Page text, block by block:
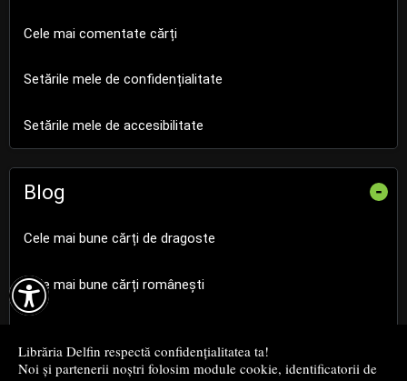

Librăria Delfin respectă confidențialitatea ta!
Noi și partenerii noștri folosim module cookie, identificatorii de
Cele mai comentate cărți
Setările mele de confidențialitate
Setările mele de accesibilitate
Blog -
Cele mai bune cărți de dragoste
Cele mai bune cărți românești
Cele mai bune cărți de istorie